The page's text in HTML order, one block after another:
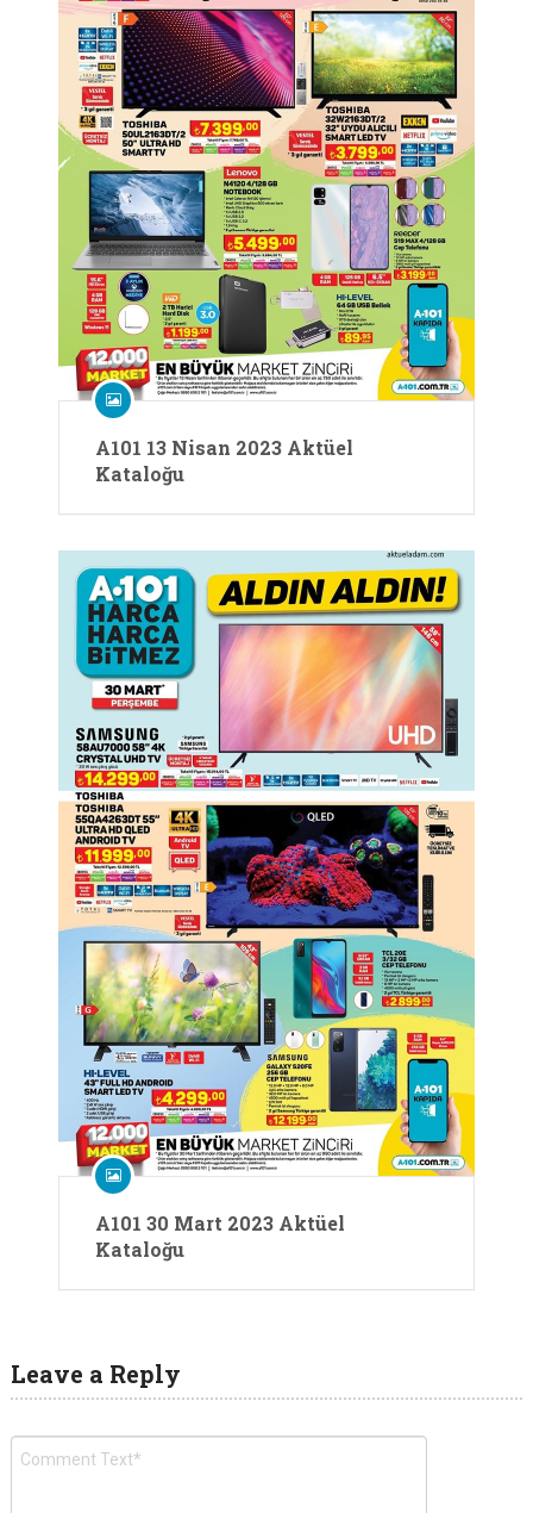
A101 13 Nisan 2023 Aktüel
Kataloğu
A101 30 Mart 2023 Aktüel
Kataloğu
Leave a Reply